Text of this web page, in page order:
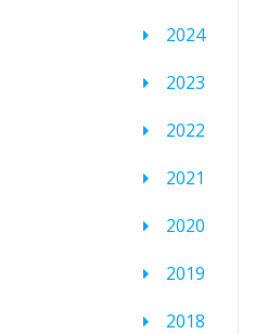
2024
2023
2022
2021
2020
2019
2018